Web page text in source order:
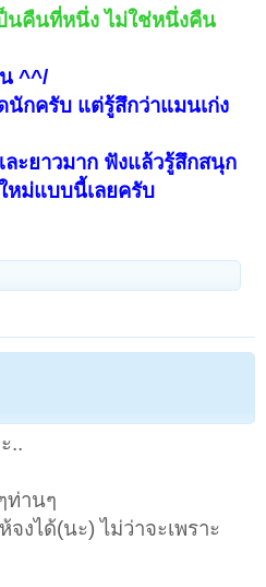
นคืนที่หนึ่ง ไม่ใช่หนึ่งคืน
^^/
กครับ แต่รู้สึกว่าแมนเก่ง
ะยาวมาก ฟังแล้วรู้สึกสนุก
หม่แบบนี้เลยครับ
..
ท่านๆ
จงได้(นะ) ไม่ว่าจะเพราะ